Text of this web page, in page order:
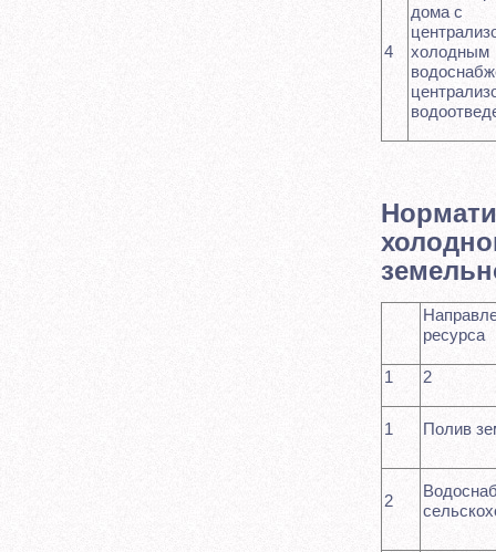
4
дома с
холодным
ресурса
1 2
1 Полив
2